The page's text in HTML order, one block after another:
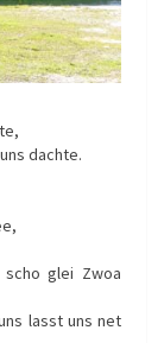
dachte.
glei Zwoa
lasst uns net